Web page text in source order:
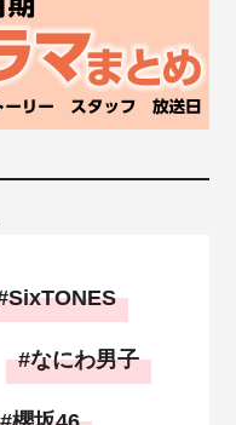
SixTONES
なにわ男子